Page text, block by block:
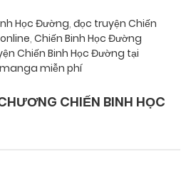
Học Đường, đọc truyện Chiến
, Chiến Binh Học Đường
Chiến Binh Học Đường tại
miễn phí
CHIẾN BINH HỌC